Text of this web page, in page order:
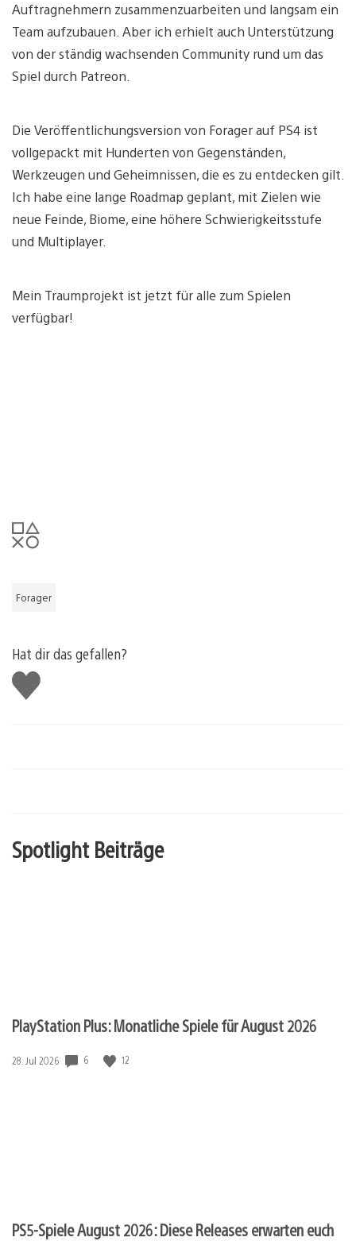
Auftragnehmern zusammenzuarbeiten und langsam ein
Team aufzubauen. Aber ich erhielt auch Unterstützung
von der ständig wachsenden Community rund um das
Spiel durch Patreon.
Die Veröffentlichungsversion von Forager auf PS4 ist
vollgepackt mit Hunderten von Gegenständen,
Werkzeugen und Geheimnissen, die es zu entdecken gilt.
Ich habe eine lange Roadmap geplant, mit Zielen wie
neue Feinde, Biome, eine höhere Schwierigkeitsstufe
und Multiplayer.
Mein Traumprojekt ist jetzt für alle zum Spielen
verfügbar!
Forager
Hat dir das gefallen?
Gefällt
mir
Spotlight Beiträge
PlayStation Plus: Monatliche Spiele für August 2026
Veröffentlichungsdatum:
28. Jul 2026 6 12
PS5-Spiele August 2026: Diese Releases erwarten euch